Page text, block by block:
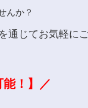
んか？
を通じてお気軽に
！】／